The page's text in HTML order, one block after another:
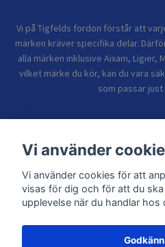
Vi på Tigfelds fordon förstår att
märken kräver specifika delar.
alla märken inklusive Aixam, Ligier,
vilket märke du kör, kan du vara
som passar
Sidor
Vi använder
Vi använder cookies för att
visas för dig och för att du
upplevelse när du handlar hos